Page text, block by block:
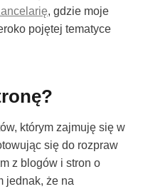
, gdzie moje
pojętej tematyce
którym zajmuję się w
się do rozpraw
z blogów i stron o
jednak, że na